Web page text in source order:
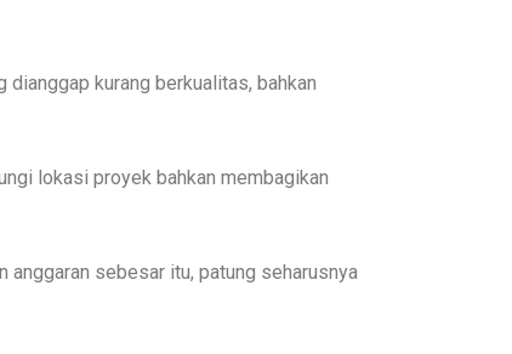
kurang berkualitas, bahkan
lokasi proyek bahkan membagikan
anggaran sebesar itu, patung seharusnya